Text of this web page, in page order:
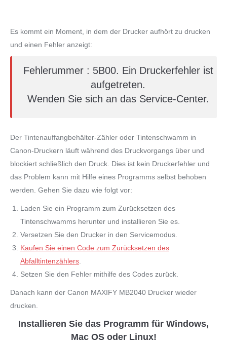
Es kommt ein Moment, in dem der Drucker aufhört zu drucken
und einen Fehler anzeigt:
Fehlerummer : 5B00. Ein Druckerfehler ist
aufgetreten.
Wenden Sie sich an das Service-Center.
Der Tintenauffangbehälter-Zähler oder Tintenschwamm in
Canon-Druckern läuft während des Druckvorgangs über und
blockiert schließlich den Druck. Dies ist kein Druckerfehler und
das Problem kann mit Hilfe eines Programms selbst behoben
werden. Gehen Sie dazu wie folgt vor:
Laden Sie ein Programm zum Zurücksetzen des
Tintenschwamms herunter und installieren Sie es.
Versetzen Sie den Drucker in den Servicemodus.
Kaufen Sie einen Code zum Zurücksetzen des
Abfalltintenzählers
Setzen Sie den Fehler mithilfe des Codes zurück.
Danach kann der Canon MAXIFY MB2040 Drucker wieder
drucken.
Installieren Sie das Programm für Windows,
Mac OS oder Linux!